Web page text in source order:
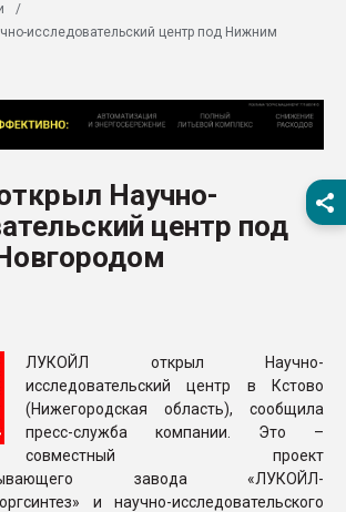
28.07.2026
первый план в
28.07.2026
ситуацией на
исследовательский центр под Нижним
Научно-
центр под
ЛУКОЙЛ открыл Научно-
исследовательский центр в Кстово
(Нижегородская область), сообщила
пресс-служба компании. Это –
совместный проект
завода «ЛУКОЙЛ-
и научно-исследовательского